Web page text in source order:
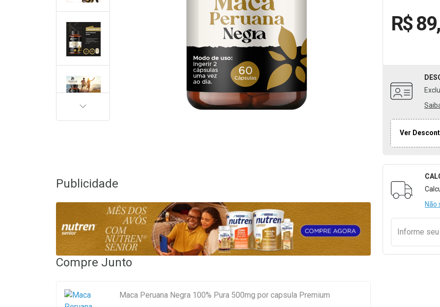
R$
Ver
Não
Informe seu
PRÓXIMA
Publicidade
Compre Junto
Maca Peruana Negra 100% Pura 500mg por capsula Premium